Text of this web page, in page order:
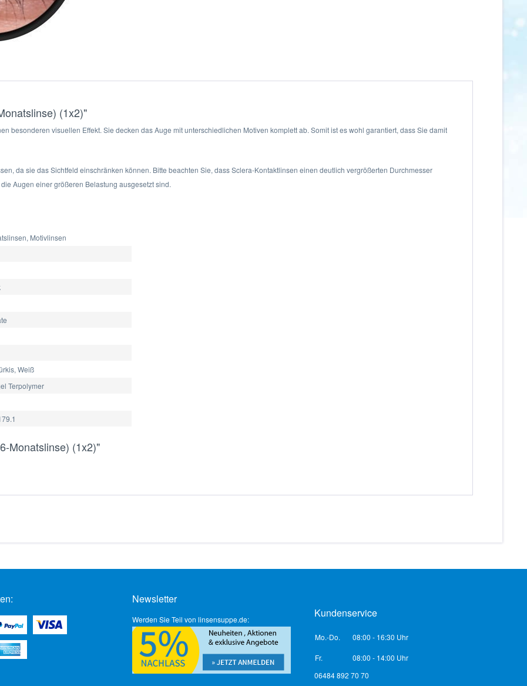
(1x2)"
besonderen visuellen Effekt. Sie decken das Auge mit unterschiedlichen Motiven komplett ab. Somit ist es wohl garantiert, dass Sie damit
da sie das Sichtfeld einschränken können. Bitte beachten Sie, dass Sclera-Kontaktlinsen einen deutlich vergrößerten Durchmesser
Augen einer größeren Belastung ausgesetzt sind.
Motivlinsen
Weiß
Terpolymer
Monatslinse) (1x2)"
Newsletter
Werden Sie Teil von linsensuppe.de: Kundenservice
Mo.-Do. 08:00 - 16:30 Uhr
Fr.
08:00 - 14:00 Uhr
06484 892 70 70